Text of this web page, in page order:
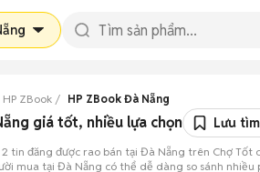
HP ZBook HP ZBook Đà Nẵng
giá tốt, nhiều lựa chọn Lưu
tin đăng được rao bán tại Đà Nẵng trên Chợ
mua tại Đà Nẵng có thể dễ dàng so sánh nhiều